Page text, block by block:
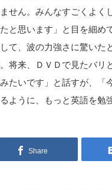
せん。みんなすごくよく
と思います」と目を細め
て、波の力強さに驚いた
将来、ＤＶＤで見たバリ
たいです」と話すが、「
ように、もっと英語を勉
Share